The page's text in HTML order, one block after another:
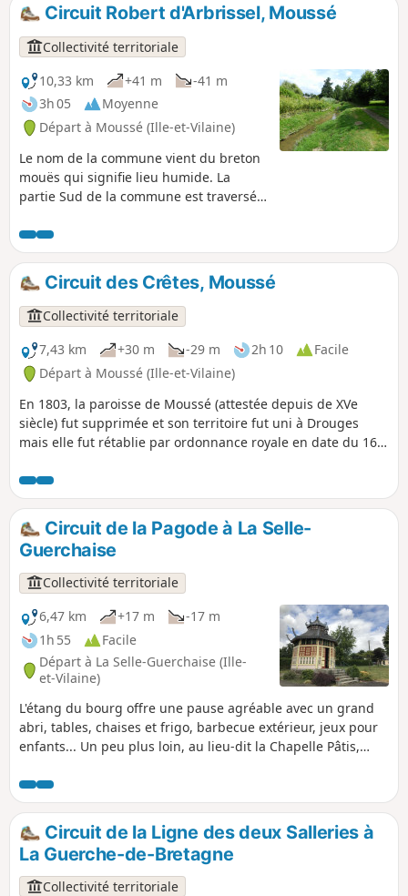
Circuit Robert d'Arbrissel, Moussé
Collectivité territoriale
10,33 km
+41 m
-41 m
3h 05
Moyenne
Départ à Moussé (Ille-et-Vilaine)
Le nom de la commune vient du breton
mouës qui signifie lieu humide. La
partie Sud de la commune est traversée
l'Ardenne forme une limite naturelle, au
Nord, entre Arbrissel et Moussé. Ne pas
manquer l'église romane d'Arbrissel
(XIIe siècle), le retable et la statue en
bois de Robert d'Arbrissel grandeur
nature, tous deux du XVIe siècle. Robert
d'Arbrissel fonda en 1096 l'Abbaye de la
Roë et en 1101 celle de Fontevrault et
ses reliques sont exposées au
monastère de Martigné-Briand en
Maine-et-Loire. Circuit labellisé
FFRandonnée. Se fait aussi bien à pied
Circuit des Crêtes, Moussé
Collectivité territoriale
7,43 km
+30 m -29 m 2h 10
Facile
Départ à Moussé (Ille-et-Vilaine)
En 1803, la paroisse de Moussé (attestée depuis de XVe
siècle) fut supprimée et son territoire fut uni à Drouges
mais elle fut rétablie par ordonnance royale en date du 16
Laissez-vous charmer par cette véritable promenade
panoramique et champêtre en pays guerchais. Circuit
labellisé FFRandonnée.
Circuit de la Pagode à La Selle-
Guerchaise
Collectivité territoriale
6,47 km
+17 m
-17 m
1h 55
Facile
Départ à La Selle-Guerchaise (Ille-
et-Vilaine)
L'étang du bourg offre une pause agréable avec un grand
abri, tables, chaises et frigo, barbecue extérieur, jeux pour
enfants... Un peu plus loin, au lieu-dit la Chapelle Pâtis,
À faire à pied ou à VTT.
Circuit de la Ligne des deux Salleries à
La Guerche-de-Bretagne
Collectivité territoriale